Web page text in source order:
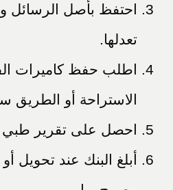
احتفظ بأصل الرسائل
تعدلها.
اطلب حفظ كاميرات
الاستراحة أو الطريق
احصل على تقرير طبي
أبلغ البنك عند تحويل